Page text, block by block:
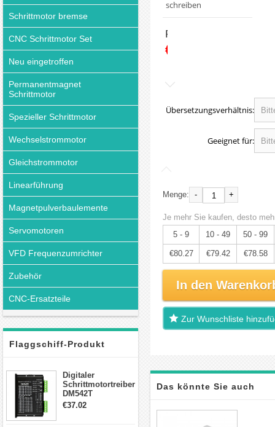
Schrittmotor bremse
CNC Schrittmotor Set
Neu eingetroffen
Permanentmagnet
Schrittmotor
Spezieller Schrittmotor
Wechselstrommotor
Gleichstrommotor
Linearführung
Magnetpulverbaulemente
Servomotoren
VFD Frequenzumrichter
Zubehör
CNC-Ersatzteile
Flaggschiff-Produkt
Digitaler
Schrittmotortreiber
DM542T
Schrittmotor
€37.02
schreiben
Preis:
€84.49
Übersetzungsverhältnis:
Geeignet für:
Menge: - +
Je mehr Sie kaufen, desto
5 - 9
10 - 49 50 - 99
€80.27 €79.42 €78.58
In den
Zur Wunschliste
Das könnte Sie auch
interessieren